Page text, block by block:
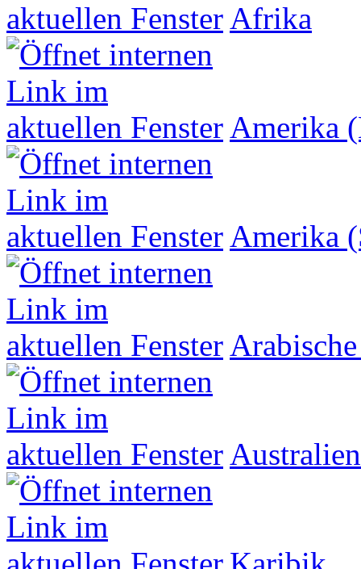
Afrika
Amerika
Amerika
Australien